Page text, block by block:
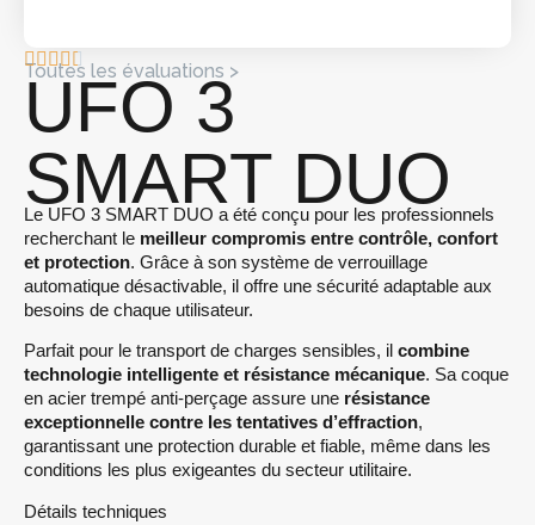
Toutes les évaluations >
UFO 3
SMART DUO
Le UFO 3 SMART DUO a été conçu pour les professionnels
recherchant le meilleur compromis entre contrôle, confort
et protection. Grâce à son système de verrouillage
automatique désactivable, il offre une sécurité adaptable aux
besoins de chaque utilisateur.
Parfait pour le transport de charges sensibles, il combine
technologie intelligente et résistance mécanique. Sa coque
en acier trempé anti-perçage assure une résistance
exceptionnelle contre les tentatives d’effraction,
garantissant une protection durable et fiable, même dans les
conditions les plus exigeantes du secteur utilitaire.
Détails techniques